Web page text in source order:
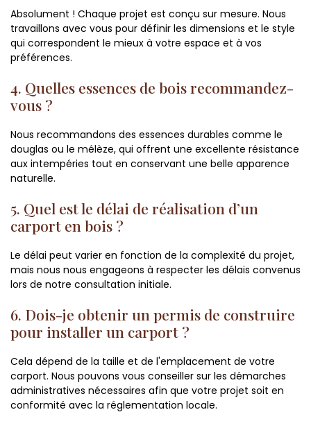
Absolument ! Chaque projet est conçu sur mesure. Nous
travaillons avec vous pour définir les dimensions et le style
qui correspondent le mieux à votre espace et à vos
préférences.
4. Quelles essences de bois recommandez-
vous ?
Nous recommandons des essences durables comme le
douglas ou le mélèze, qui offrent une excellente résistance
aux intempéries tout en conservant une belle apparence
naturelle.
5. Quel est le délai de réalisation d’un
carport en bois ?
Le délai peut varier en fonction de la complexité du projet,
mais nous nous engageons à respecter les délais convenus
lors de notre consultation initiale.
6. Dois-je obtenir un permis de construire
pour installer un carport ?
Cela dépend de la taille et de l'emplacement de votre
carport. Nous pouvons vous conseiller sur les démarches
administratives nécessaires afin que votre projet soit en
conformité avec la réglementation locale.